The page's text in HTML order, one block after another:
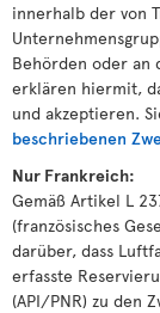
innerhalb der von
Behörden oder an
erklären hiermit,
und akzeptieren.
beschriebenen
Nur Frankreich:
Gemäß Artikel L
(französisches
darüber, dass
erfasste
(API/PNR) zu den